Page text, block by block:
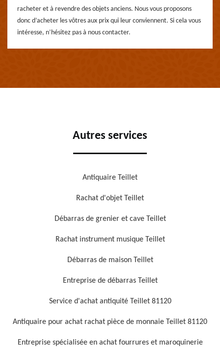
racheter et à revendre des objets anciens. Nous vous proposons
donc d’acheter les vôtres aux prix qui leur conviennent. Si cela vous
intéresse, n’hésitez pas à nous contacter.
Autres services
Antiquaire Teillet
Rachat d'objet Teillet
Débarras de grenier et cave Teillet
Rachat instrument musique Teillet
Débarras de maison Teillet
Entreprise de débarras Teillet
Service d'achat antiquité Teillet 81120
Antiquaire pour achat rachat pièce de monnaie Teillet 81120
Entreprise spécialisée en achat fourrures et maroquinerie